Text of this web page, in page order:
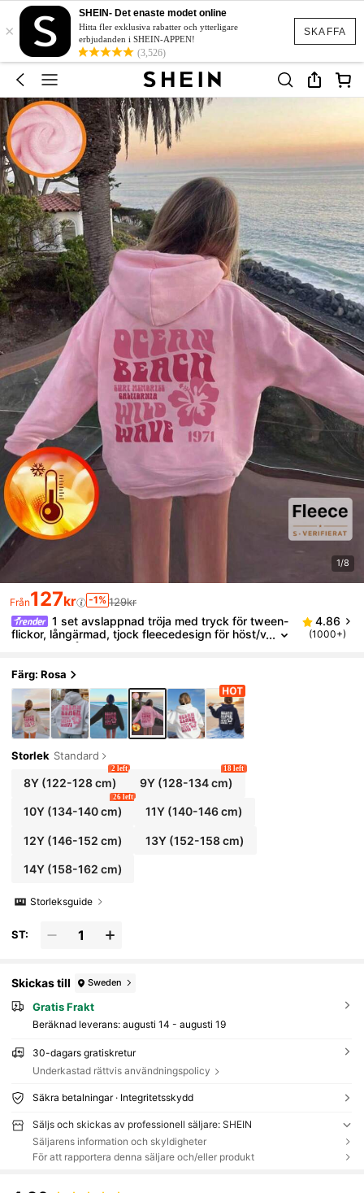
SKAFFA
×
SHEIN- Det enaste modet online
Hitta fler exklusiva rabatter och ytterligare
erbjudanden i SHEIN-APPEN!
(3,526)
1/8
Från127kr -1% 129kr
1 set avslappnad tröja med tryck för tween-
flickor, långärmad, tjock fleecedesign för höst/v
inter - Bär våra bekväma och moderiktiga barnt
4.86
(1000+)
Färg: Rosa
Storlek Standard
8Y(122-128 cm)
2 left
9Y (128-134 cm)
18 left
10Y(134-140 cm)
26 left
11Y (140-146 cm)
12Y(146-152 cm) 13Y (152-158 cm)
14Y(158-162 cm)
Storleksguide
ST:
Skickas till Sweden
Gratis Frakt
Beräknad leverans: augusti 14 - augusti 19
30-dagars gratiskretur
Underkastad rättvis användningspolicy
Säkra betalningar · Integritetsskydd
Säljs och skickas av professionell säljare: SHEIN
Säljarens information och skyldigheter
För att rapportera denna säljare och/eller produkt